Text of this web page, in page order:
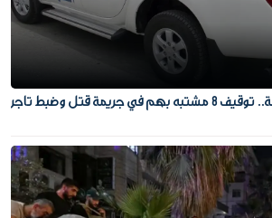
ضربتان أمنيتان في الضفة.. توقيف 8 مشتبه بهم في جريمة قتل وضبط تاجر